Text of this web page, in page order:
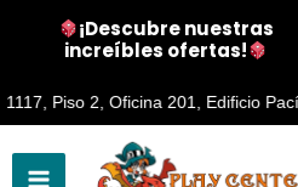
Piso 2, Oficina 201, Edificio
Ir
al
contenido
¡Descubre nuestras
increíbles ofertas!